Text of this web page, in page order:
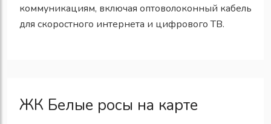
коммуникациям, включая оптоволоконный кабель
для скоростного интернета и цифрового ТВ.
ЖК Белые росы на карте